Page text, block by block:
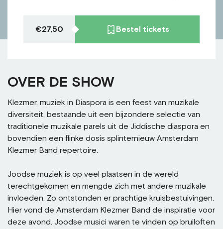
€27,50 Bestel tickets
OVER DE SHOW
Klezmer, muziek in Diaspora is een feest van muzikale
diversiteit, bestaande uit een bijzondere selectie van
traditionele muzikale parels uit de Jiddische diaspora en
bovendien een flinke dosis splinternieuw Amsterdam
Klezmer Band repertoire.
Joodse muziek is op veel plaatsen in de wereld
terechtgekomen en mengde zich met andere muzikale
invloeden. Zo ontstonden er prachtige kruisbestuivingen.
Hier vond de Amsterdam Klezmer Band de inspiratie voor
deze avond. Joodse musici waren te vinden op bruiloften